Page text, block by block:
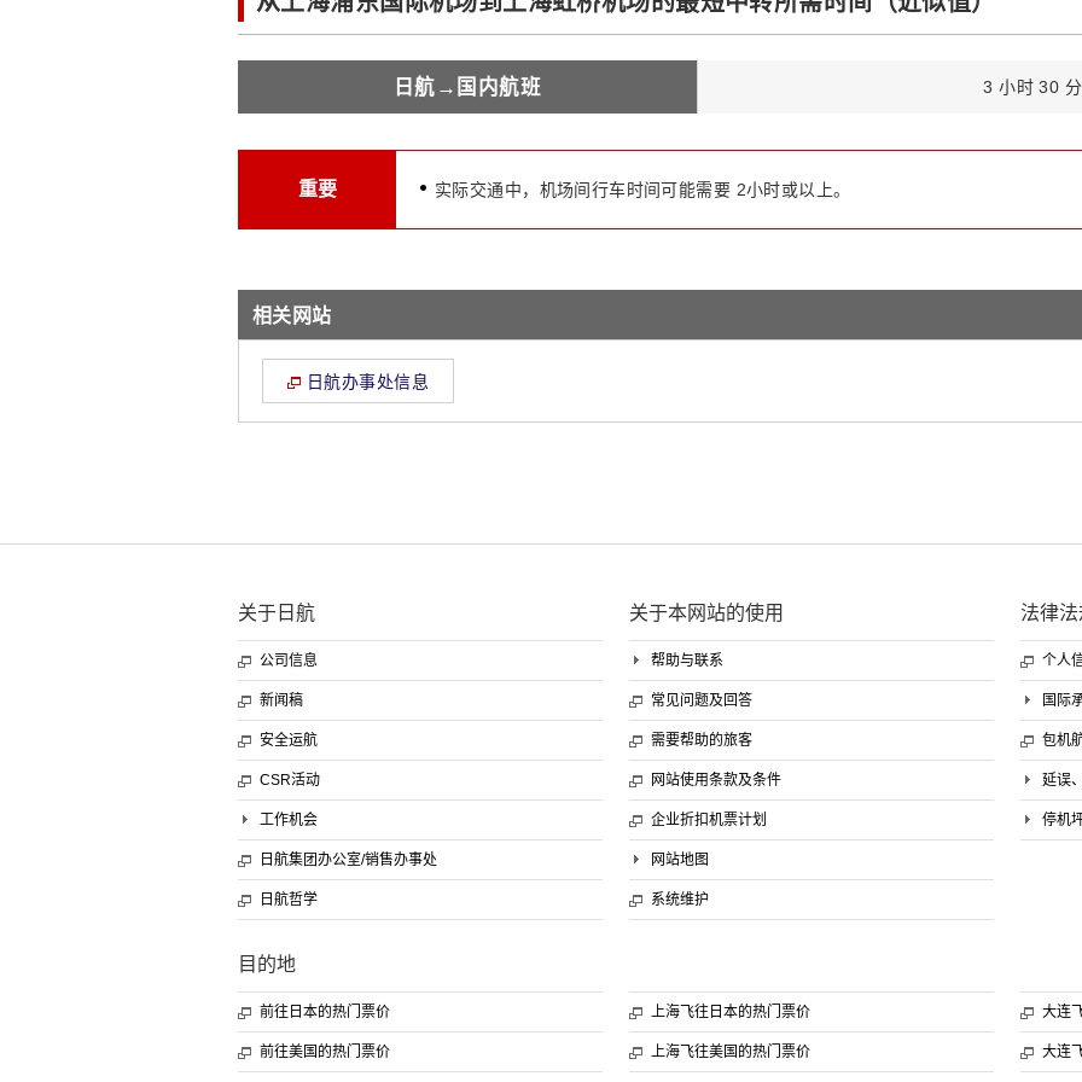
日航→国内航班 3 小时 30
重要 实际交通中，机场间行车时间可能需要 2小时或以上。
相关网站
日航办事处信息
关于日航
公司信息
新闻稿
安全运航
CSR活动
工作机会
日航集团办公室/销售办事处
日航哲学
关于本网站的使用
帮助与联系
常见问题及回答
需要帮助的旅客
网站使用条款及条件
企业折扣机票计划
网站地图
系统维护
法律
个人
国际
包机
延误
停机
目的地
前往日本的热门票价
前往美国的热门票价
上海飞往日本的热门票价
上海飞往美国的热门票价
大连
大连